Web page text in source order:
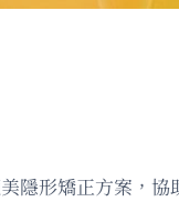
形矯正方案，協